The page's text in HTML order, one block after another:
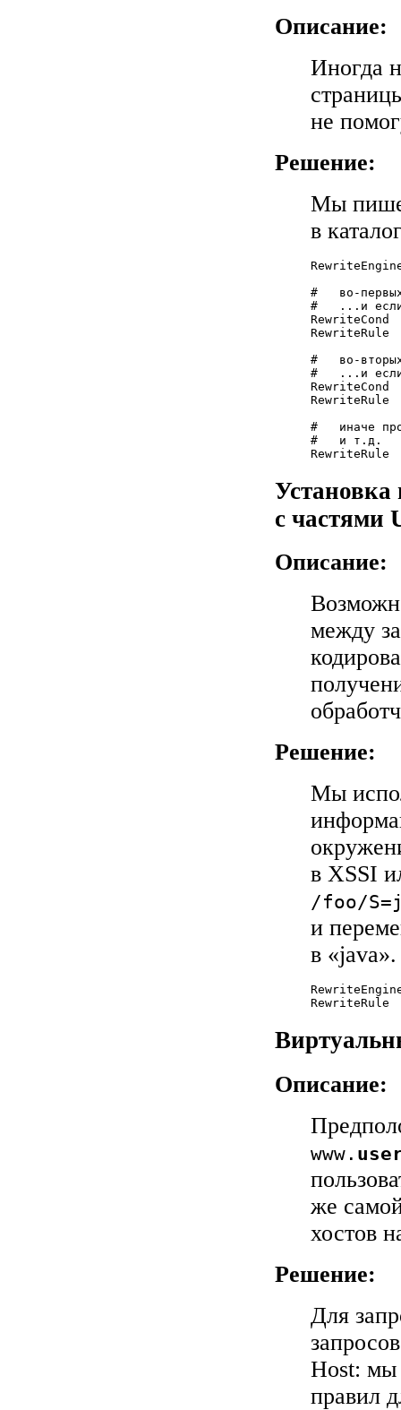
Описание:
Иногда
не
Решение:
Мы
в
#   во-
#   ...и если
#   во-
#   ...и если
#   иначе
#   и т.д.
Установка
с частями
Описание:
между
Решение:
Мы
в XSSI
/foo/
и
в «java».
Описание:
www.
же
хостов
Решение:
Для
Host: мы
правил